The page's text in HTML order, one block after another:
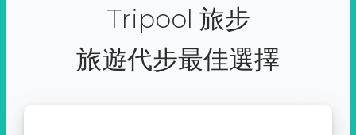
Tripool 旅步
旅遊代步最佳選擇